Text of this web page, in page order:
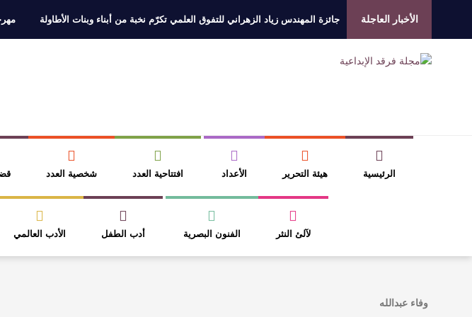
الأخبار العاجلة جائزة المهندس زياد الزهراني للتفوق العلمي تكرّم نخبة من أبناء وبنات الأطاولة
عتبات التأويل وقراءة التشكيل الصوفي والفلسفي في “مملكة الله” للدكتور محمد بدوي
الرئيسية هيئة التحرير الأعداد افتتاحية العدد شخصية العدد
لآلئ النثر الفنون البصرية أدب الطفل الأدب العالمي
وفاء عبدالله